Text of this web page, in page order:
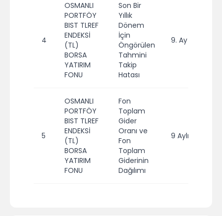
4
OSMANLI
PORTFÖY
BIST TLREF
ENDEKSİ
(TL)
BORSA
YATIRIM
FONU
Son Bir
Yıllık
Dönem
İçin
Öngörülen
Tahmini
Takip
Hatası
9. Ay
5
OSMANLI
PORTFÖY
BIST TLREF
ENDEKSİ
(TL)
BORSA
YATIRIM
FONU
Fon
Toplam
Gider
Oranı ve
Fon
Toplam
Giderinin
Dağılımı
9 Aylık